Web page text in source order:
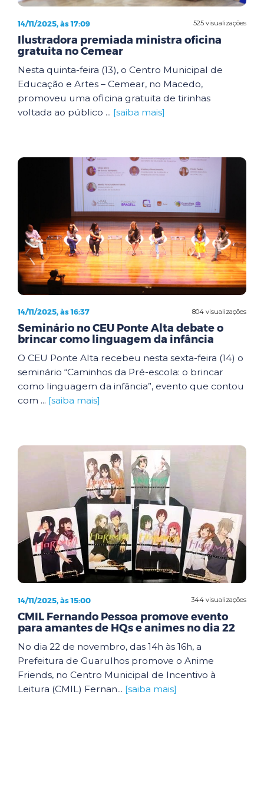
525 visualizações
14/11/2025, às 17:09
Ilustradora premiada ministra oficina
gratuita no Cemear
Nesta quinta-feira (13), o Centro Municipal de
Educação e Artes – Cemear, no Macedo,
promoveu uma oficina gratuita de tirinhas
voltada ao público ... [saiba mais]
804 visualizações
14/11/2025, às 16:37
Seminário no CEU Ponte Alta debate o
brincar como linguagem da infância
O CEU Ponte Alta recebeu nesta sexta-feira (14) o
seminário “Caminhos da Pré-escola: o brincar
como linguagem da infância”, evento que contou
com ... [saiba mais]
344 visualizações
14/11/2025, às 15:00
CMIL Fernando Pessoa promove evento
para amantes de HQs e animes no dia 22
No dia 22 de novembro, das 14h às 16h, a
Prefeitura de Guarulhos promove o Anime
Friends, no Centro Municipal de Incentivo à
Leitura (CMIL) Fernan... [saiba mais]